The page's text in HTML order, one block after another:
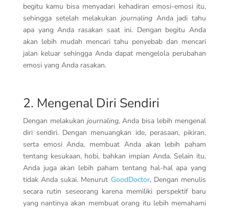
begitu kamu bisa menyadari kehadiran emosi-emosi itu,
sehingga setelah melakukan journaling Anda jadi tahu
apa yang Anda rasakan saat ini. Dengan begitu Anda
akan lebih mudah mencari tahu penyebab dan mencari
jalan keluar sehingga Anda dapat mengelola perubahan
emosi yang Anda rasakan.
2. Mengenal Diri Sendiri
Dengan melakukan journaling, Anda bisa lebih mengenal
diri sendiri. Dengan menuangkan ide, perasaan, pikiran,
serta emosi Anda, membuat Anda akan lebih paham
tentang kesukaan, hobi, bahkan impian Anda. Selain itu,
Anda juga akan lebih paham tentang hal-hal apa yang
tidak Anda sukai. Menurut GoodDoctor, Dengan menulis
secara rutin seseorang karena memiliki perspektif baru
yang nantinya akan membuat orang itu lebih memahami